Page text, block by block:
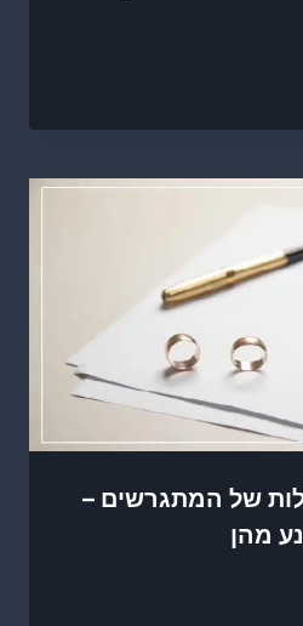
של המתגרשים –
מהן